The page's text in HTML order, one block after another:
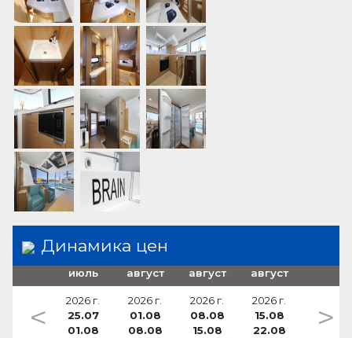
Динамика цен
июль
2026 г.
25.07
01.08
август
2026 г.
01.08
08.08
август
2026 г.
08.08
15.08
август
2026 г.
15.08
22.08
< >